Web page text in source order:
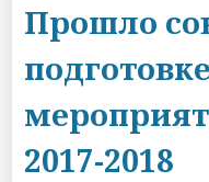
Прошло
2017-2018